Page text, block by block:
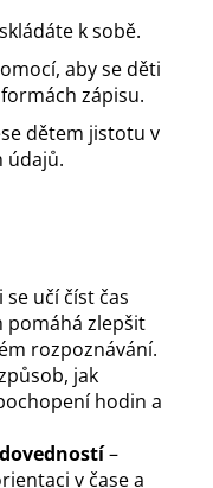
k sobě.
aby se děti
zápisu.
dětem jistotu v
údajů.
učí číst čas
pomáhá zlepšit
rozpoznávání.
jak
hodin a
–
v čase a